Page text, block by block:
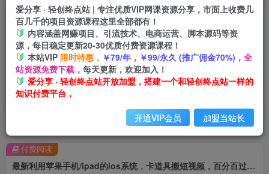
加入会员享受权益福利
最新利用苹果手机/ipad的ios系统，卡道具搬短视频，百分百过原创
付费阅读
爱分享 · 轻创终点站 | 专注优质VIP网课资源分享，市面上收费几
百几千的项目资源课程这里全部都有！
内容涵盖网赚项目、引流技术、电商运营、脚本源码等资
源，每日稳定更新20-30优质付费资源课程！
本站VIP 限时特惠， ￥79/年，￥99/永久 (推广佣金70%)， 全
站资源免费下载， 每天更新，欢迎加入！
爱分享 · 轻创终点站开放加盟，搭建一个和轻创终点站一样的
知识付费平台，
开通VIP会员 加盟当站长